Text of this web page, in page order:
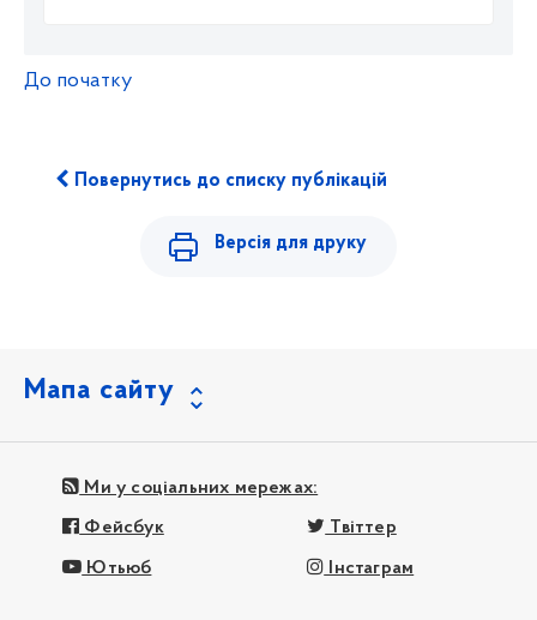
До початку
Повернутись до списку публікацій
Версія для друку
Мапа сайту
Ми у соціальних мережах:
Фейсбук Твіттер
Ютьюб Інстаграм